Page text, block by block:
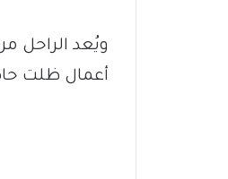
ويُعد الراحل
أعمال ظلت